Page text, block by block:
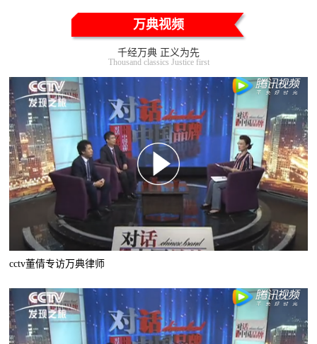
万典视频
千经万典 正义为先
Thousand classics Justice first
cctv董倩专访万典律师